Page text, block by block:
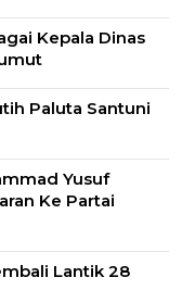
Kepala Dinas
Paluta Santuni
Yusuf
Ke Partai
Lantik 28